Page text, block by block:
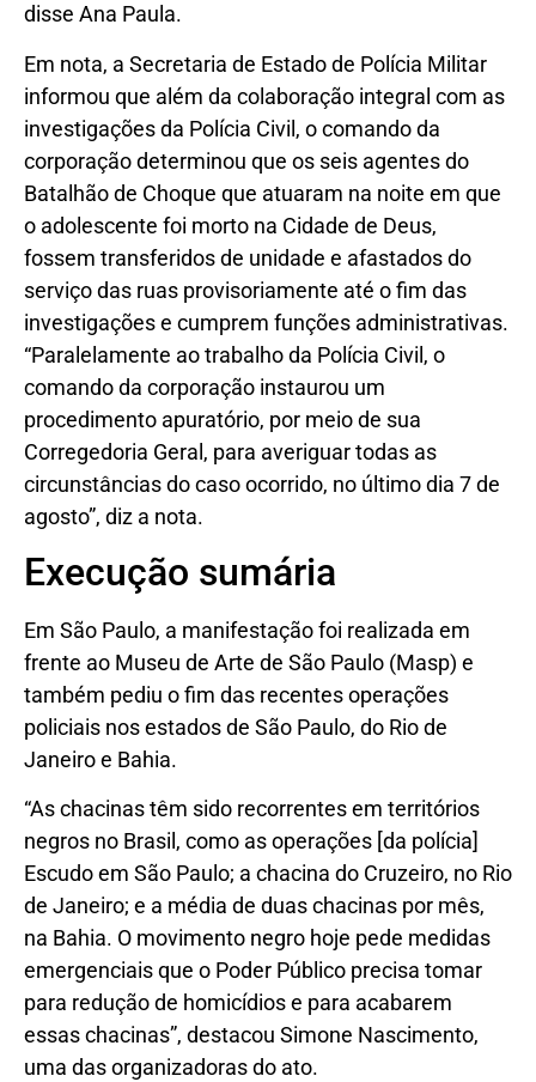
disse Ana Paula.
Em nota, a Secretaria de Estado de Polícia Militar
informou que além da colaboração integral com as
investigações da Polícia Civil, o comando da
corporação determinou que os seis agentes do
Batalhão de Choque que atuaram na noite em que
o adolescente foi morto na Cidade de Deus,
fossem transferidos de unidade e afastados do
serviço das ruas provisoriamente até o fim das
investigações e cumprem funções administrativas.
“Paralelamente ao trabalho da Polícia Civil, o
comando da corporação instaurou um
procedimento apuratório, por meio de sua
Corregedoria Geral, para averiguar todas as
circunstâncias do caso ocorrido, no último dia 7 de
agosto”, diz a nota.
Execução sumária
Em São Paulo, a manifestação foi realizada em
frente ao Museu de Arte de São Paulo (Masp) e
também pediu o fim das recentes operações
policiais nos estados de São Paulo, do Rio de
Janeiro e Bahia.
“As chacinas têm sido recorrentes em territórios
negros no Brasil, como as operações [da polícia]
Escudo em São Paulo; a chacina do Cruzeiro, no Rio
de Janeiro; e a média de duas chacinas por mês,
na Bahia. O movimento negro hoje pede medidas
emergenciais que o Poder Público precisa tomar
para redução de homicídios e para acabarem
essas chacinas”, destacou Simone Nascimento,
uma das organizadoras do ato.